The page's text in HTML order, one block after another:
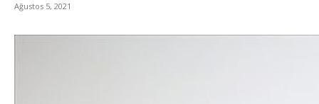
Ağustos 5, 2021